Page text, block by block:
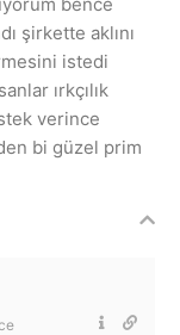
şirkette aklını
istedi
ırkçılık
verince
bi güzel prim